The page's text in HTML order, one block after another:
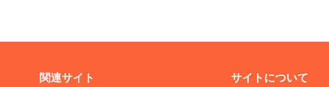
関連サイト サイトについて